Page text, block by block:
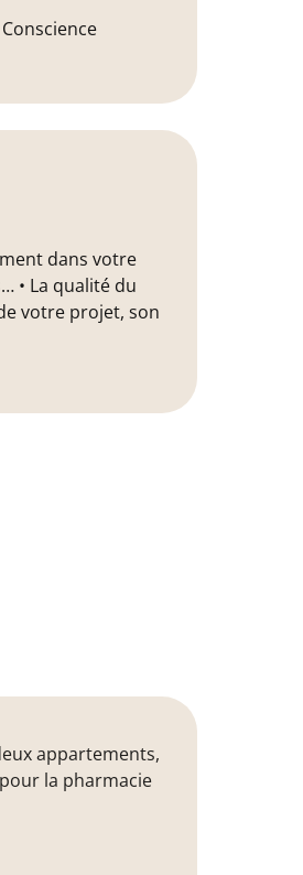
dans votre
• La qualité du
votre projet, son
appartements,
la pharmacie